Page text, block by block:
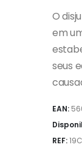
O
em
seus
EAN:
REF: